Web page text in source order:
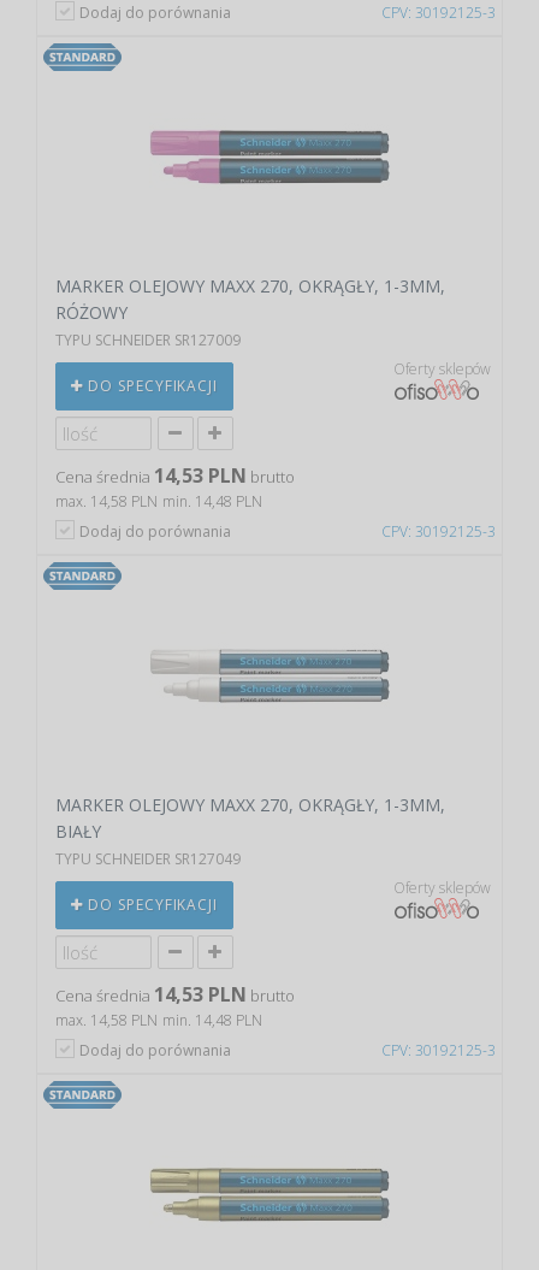
CPV: 30192125-3
Dodaj do porównania
CPV: 30192125-3
MARKER OLEJOWY MAXX 270, OKRĄGŁY, 1-3MM,
RÓŻOWY
TYPU SCHNEIDER SR127009
DO SPECYFIKACJI
Oferty sklepów
Cena średnia 14,53 PLN brutto
max. 14,58 PLN min. 14,48 PLN
Dodaj do porównania
CPV: 30192125-3
MARKER OLEJOWY MAXX 270, OKRĄGŁY, 1-3MM,
BIAŁY
TYPU SCHNEIDER SR127049
DO SPECYFIKACJI
Oferty sklepów
Cena średnia 14,53 PLN brutto
max. 14,58 PLN min. 14,48 PLN
Dodaj do porównania